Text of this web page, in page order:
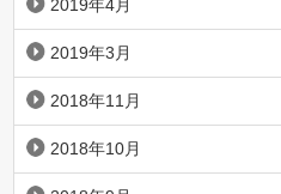
2019年4月
2019年3月
2018年11月
2018年10月